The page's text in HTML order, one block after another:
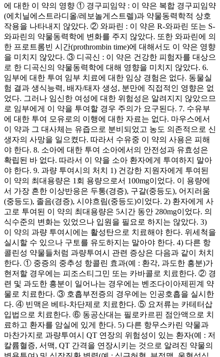
에 대한 이 약의 영향 ① 경구피임약 : 이 약은 복합 경구피임약
(에치닐에스트라디올/레보놀게스트렐)과 약물동력학적 상호
작용을 나타내지 않았다. ② 와파린 : 이 약은 R-와파린 또는 S-
와파린의 약물동력학에 변화를 주지 않았다. 또한 와파린에 의
한 프로트롬빈 시간(prothrombin time)에 대해서도 이 약은 영향
을 미치지 않았다. ③ 디곡신 : 이 약은 건강한 피험자를 대상으
로 한 디곡신의 약물동력학에 대해 영향을 미치지 않았다. 6.
임부에 대한 투여 임부 치료에 대한 임상 경험은 없다. 동물실
험 결과 생식능력, 배자/태자 생성, 분만에 직접적인 영향은 없
었다. 그러나 임신한 여성에 대한 위험성은 알려지지 않았으므
로 임부에게 이 약을 투여할 경우 주의가 요구된다. 7. 수유부
에 대한 투여 모유로의 이행에 대한 자료는 없다. 마우스에서
이 약과 그 대사체는 유즙으로 분비되었고 농도 의존적으로 신
생자의 사망을 일으켰다. 따라서 수유중 이 약의 사용은 피해
야 한다. 8. 소아에 대한 투여 소아에서의 안전성과 유효성은
확립된 바 없다. 따라서 이 약을 소아 환자에게 투여하지 말아
야 한다. 9. 과량 투여시의 처치 1) 건강한 지원자에게 투여된
이 약의 최대용량은 1회 용량으로서 100mg이었다. 이 용량에
서 가장 흔한 이상반응은 두통(경증), 구갈(중등도), 어지러움
(중등도), 졸음(경증), 시야흐림(중등도)이었다. 2) 환자에게 사
고로 투여된 이 약의 최대용량은 5시간 동안 280mg이었다. 의
식수준의 변화는 있었으나 입원을 필요로 하지는 않았다. 3)
이 약의 과량 투여시에는 활성탄으로 치료해야 한다. 위세척을
실시할 수 있으나 구토를 유도하지는 말아야 한다. 4) 다른 항
콜린성 약물들처럼 과량투여시 관련 증상은 다음과 같이 처치
한다. ① 중증의 중추성 항콜린 효과(예 : 환각, 과도한 흥분)가
현저할 경우에는 피조스티그민 또는 카바콜로 치료한다. ② 경
련 및 과도한 흥분이 일어나는 경우에는 벤조다이아제핀계 약
물로 치료한다. ③ 호흡부전증의 경우에는 인공호흡을 실시한
다. ④ 빈맥은 베타-차단제로 치료한다. ⑤ 요저류는 카테터삽
입법으로 치료한다. ⑥ 동공산대는 필로카르핀 점안액으로 치
료하고 환자를 암실에 있게 한다. 5) 다른 항무스카린 약물과
마찬가지로 과량투여시 QT 연장의 위험성이 있는 환자(예 : 저
칼륨혈증, 서맥, QT 간격을 연장시키는 것으로 알려진 약물의